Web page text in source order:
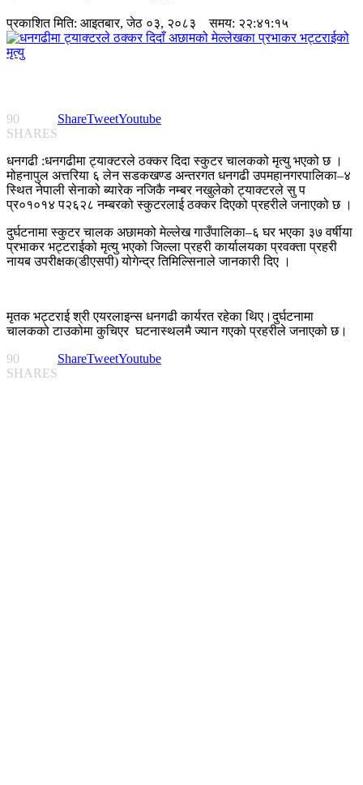
प्रकाशित मिति: आइतबार, जेठ ०३, २०८३ समय: २२:४१:१५
90
SHARES
ShareTweetYoutube
धनगढी :धनगढीमा ट्याक्टरले ठक्कर दिदा स्कुटर चालकको मृत्यु भएको छ ।
मोहनापुल अत्तरिया ६ लेन सडकखण्ड अन्तरगत धनगढी उपमहानगरपालिका–४
स्थित नेपाली सेनाको ब्यारेक नजिकै नम्बर नखुलेको ट्याक्टरले सु प
प्र०१०१४ प२६२८ नम्बरको स्कुटरलाई ठक्कर दिएको प्रहरीले जनाएको छ ।
दुर्घटनामा स्कुटर चालक अछामको मेल्लेख गाउँपालिका–६ घर भएका ३७ वर्षीया
प्रभाकर भट्टराईको मृत्यु भएको जिल्ला प्रहरी कार्यालयका प्रवक्ता प्रहरी
नायब उपरीक्षक(डीएसपी) योगेन्द्र तिमिल्सिनाले जानकारी दिए ।
मृतक भट्टराई श्री एयरलाइन्स धनगढी कार्यरत रहेका थिए।दुर्घटनामा
चालकको टाउकोमा कुचिएर घटनास्थलमै ज्यान गएको प्रहरीले जनाएको छ।
90
SHARES
ShareTweetYoutube